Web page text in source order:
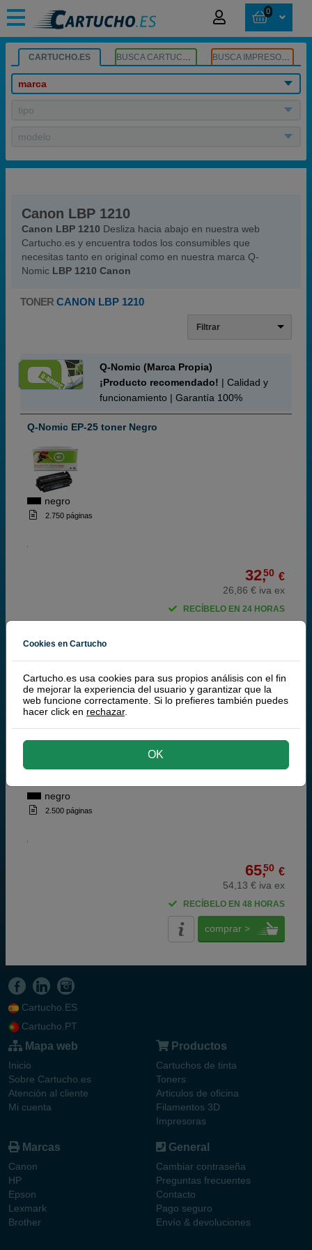
0
CARTUCHO.ES BUSCA CARTUCHOS BUSCA IMPRESORA
marca
tipo
modelo
Canon LBP 1210
Canon LBP 1210 Desliza hacia abajo en nuestra web
Cartucho.es y encuentra todos los consumibles que
necesitas tanto en original como en nuestra marca Q-
Nomic LBP 1210 Canon
TONER CANON LBP 1210
Filtrar
Q-Nomic (Marca Propia)
¡Producto recomendado! | Calidad y
funcionamiento | Garantía 100%
Q-Nomic EP-25 toner Negro
negro
2.750 páginas
32,50 €
26,86 € iva ex
RECÍBELO EN 24 HORAS
Canon
100% Cartuchos Originales Canon
negro
2.500 páginas
65,50 €
54,13 € iva ex
RECÍBELO EN 48 HORAS
comprar >
Cartucho.ES
Cartucho.PT
Mapa web
Inicio
Sobre Cartucho.es
Atención al cliente
Mi cuenta
Productos
Cartuchos de tinta
Toners
Articulos de oficina
Filamentos 3D
Impresoras
Marcas
Canon
HP
Epson
Lexmark
Brother
General
Cambiar contraseña
Preguntas frecuentes
Contacto
Pago seguro
Envío & devoluciones
Cookies en Cartucho
Cartucho.es usa cookies para sus propios análisis con el fin
de mejorar la experiencia del usuario y garantizar que la
web funcione correctamente. Si lo prefieres también puedes
hacer click en rechazar.
OK